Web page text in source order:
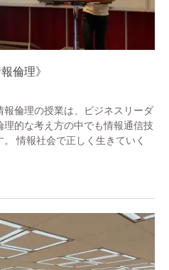
倫理》
倫理の授業は、ビジネスリーダ
的な考え方の中でも情報通信技
情報社会で正しく生きていく